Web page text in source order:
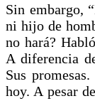
Sin embargo,
ni hijo de
no hará?
A diferencia
Sus
hoy. A pesar